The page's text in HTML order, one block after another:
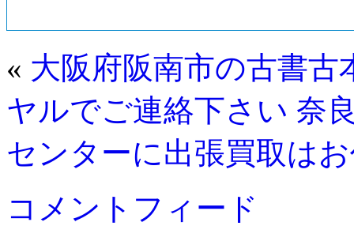
« 大阪府阪南市の古書
ヤルでご連絡下さい 奈
センターに出張買取は
コメントフィード